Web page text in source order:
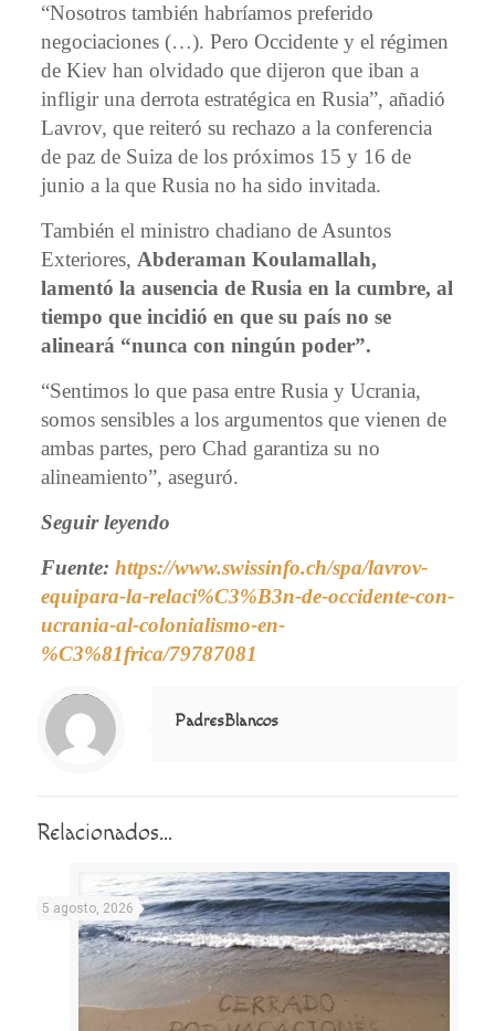
“Nosotros también habríamos preferido
negociaciones (…). Pero Occidente y el régimen
de Kiev han olvidado que dijeron que iban a
infligir una derrota estratégica en Rusia”, añadió
Lavrov, que reiteró su rechazo a la conferencia
de paz de Suiza de los próximos 15 y 16 de
junio a la que Rusia no ha sido invitada.
También el ministro chadiano de Asuntos
Exteriores, Abderaman Koulamallah,
lamentó la ausencia de Rusia en la cumbre, al
tiempo que incidió en que su país no se
alineará “nunca con ningún poder”.
“Sentimos lo que pasa entre Rusia y Ucrania,
somos sensibles a los argumentos que vienen de
ambas partes, pero Chad garantiza su no
alineamiento”, aseguró.
Seguir leyendo
Fuente: https://www.swissinfo.ch/spa/lavrov-
equipara-la-relaci%C3%B3n-de-occidente-con-
ucrania-al-colonialismo-en-
%C3%81frica/79787081
Notice
: Trying to access array offset on value of type null in
/home/misioner/public_html/padresblancos/themes/betheme/includes/content-single.php
on line
286
PadresBlancos
Relacionados...
5 agosto, 2026